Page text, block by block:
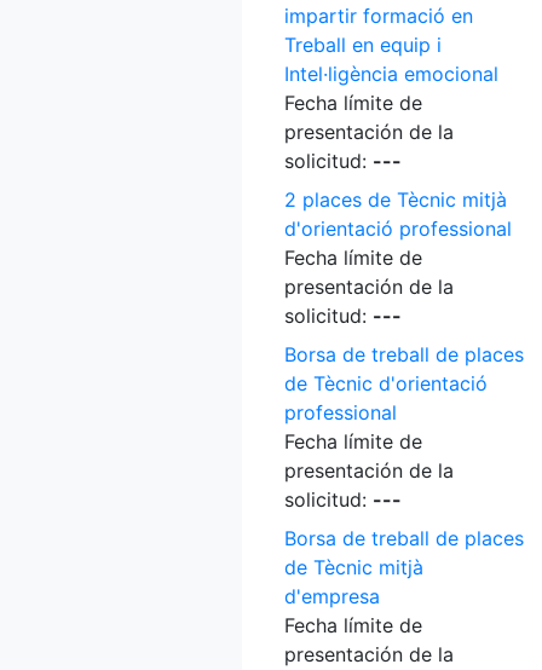
impartir formació en
Treball en equip i
Intel·ligència emocional
Fecha límite de
presentación de la
solicitud: ---
2 places de Tècnic mitjà
d'orientació professional
Fecha límite de
presentación de la
solicitud: ---
Borsa de treball de places
de Tècnic d'orientació
professional
Fecha límite de
presentación de la
solicitud: ---
Borsa de treball de places
de Tècnic mitjà
d'empresa
Fecha límite de
presentación de la